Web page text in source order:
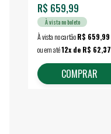
R$ 659,99
À vista no boleto
À vista no cartãoR$ 659,99
ou em até12x de R$ 62,37
COMPRAR